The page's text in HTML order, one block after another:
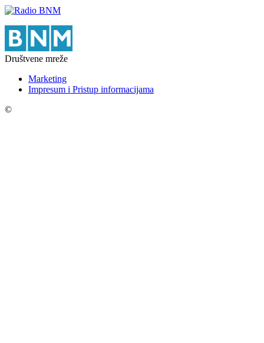
Društvene mreže
Marketing
Impresum i Pristup informacijama
©